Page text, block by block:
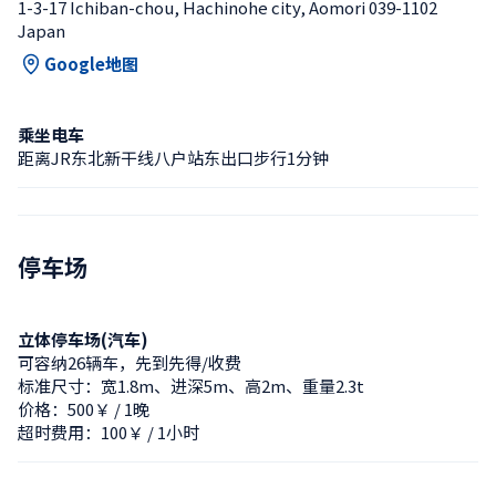
1-3-17 Ichiban-chou, Hachinohe city, Aomori 039-1102
Japan
Google地图
乘坐电车
距离JR东北新干线八户站东出口步行1分钟
停车场
立体停车场(汽车)
可容纳26辆车，先到先得/收费
标准尺寸：宽1.8m、进深5m、高2m、重量2.3t
价格：500￥ / 1晚
超时费用：100￥ / 1小时